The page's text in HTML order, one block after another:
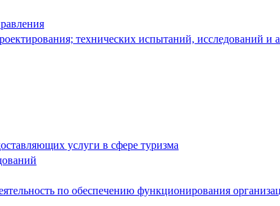
технических испытаний, исследований и
услуги в сфере туризма
по обеспечению функционирования